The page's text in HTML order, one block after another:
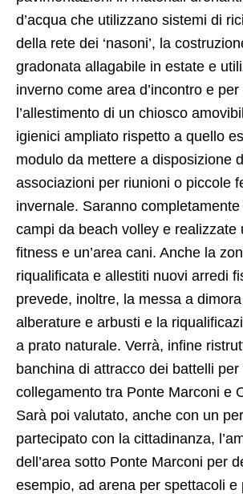
d’acqua che utilizzano sistemi di
della rete dei ‘nasoni’, la
gradonata allagabile in estate e
inverno come area d’incontro e per
l’allestimento di un chiosco
igienici ampliato rispetto a quello
modulo da mettere a disposizione
associazioni per riunioni o piccole
invernale. Saranno
campi da beach volley e realizzate
fitness e un’area cani. Anche la
riqualificata e allestiti nuovi arredi
prevede, inoltre, la messa a
alberature e arbusti e la
a prato naturale. Verrà, infine
banchina di attracco dei battelli per
collegamento tra Ponte Marconi e
Sarà poi valutato, anche con un
partecipato con la cittadinanza,
dell’area sotto Ponte Marconi per
esempio, ad arena per spettacoli e